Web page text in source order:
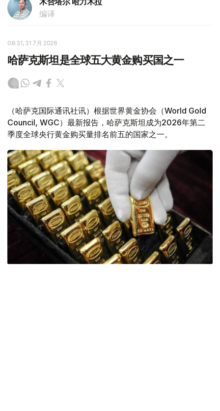
编译
08:31, 31 7月 2026
哈萨克斯坦是全球五大黄金购买国之一
（哈萨克国际通讯社讯）根据世界黄金协会（World Gold
Council, WGC）最新报告，哈萨克斯坦成为2026年第二
季度全球央行黄金购买量排名前五的国家之一。